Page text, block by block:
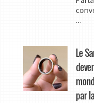
...
Le
par